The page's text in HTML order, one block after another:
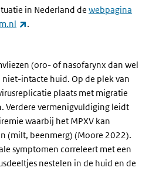
in Nederland de webpagina
(externe link)
.
(oro- of nasofarynx dan wel
intacte huid. Op de plek van
plaats met migratie
Verdere vermenigvuldiging leidt
waarbij het MPXV kan
(milt, beenmerg) (Moore 2022).
symptomen correleert met een
nestelen in de huid en de